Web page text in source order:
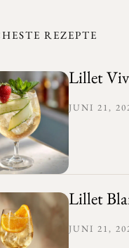
REZEPTE
Lillet
JUNI 21,
Lillet
JUNI 21,